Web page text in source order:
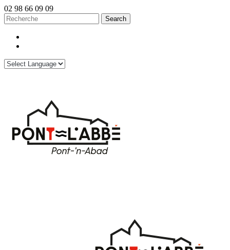
02 98 66 09 09